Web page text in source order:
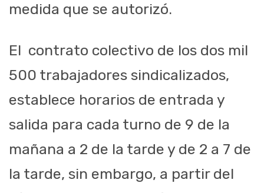
medida que se autorizó.
El contrato colectivo de los dos mil
500 trabajadores sindicalizados,
establece horarios de entrada y
salida para cada turno de 9 de la
mañana a 2 de la tarde y de 2 a 7 de
la tarde, sin embargo, a partir del